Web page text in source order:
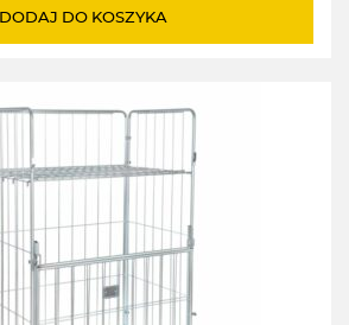
DODAJ DO KOSZYKA